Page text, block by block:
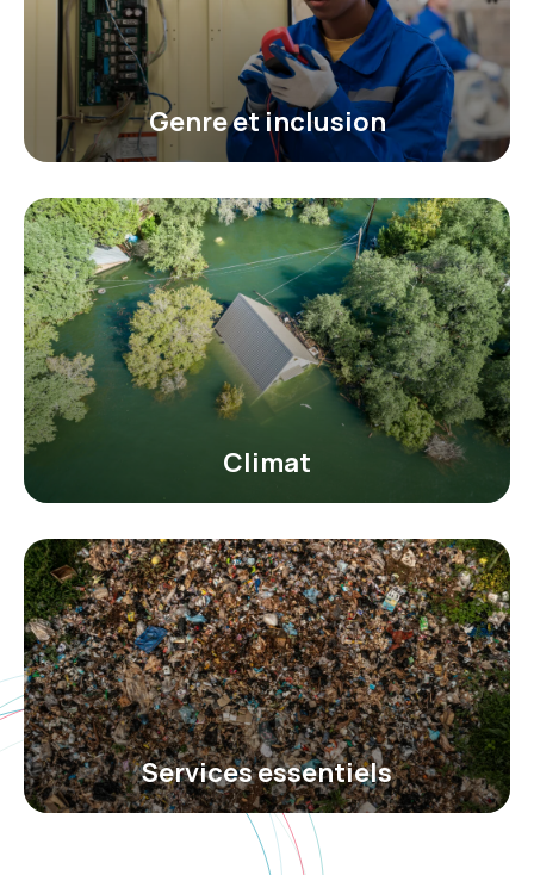
Genre et inclusion
Climat
Services essentiels